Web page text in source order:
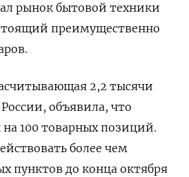
рынок бытовой техники
преимущественно
2,2 тысячи
объявила, что
100 товарных позиций.
более чем
пунктов до конца октября